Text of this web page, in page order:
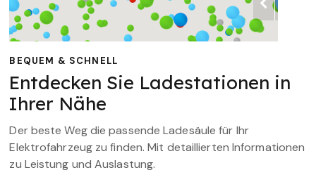
BEQUEM & SCHNELL
Entdecken Sie Ladestationen in
Ihrer Nähe
Der beste Weg die passende Ladesäule für Ihr
Elektrofahrzeug zu finden. Mit detaillierten Informationen
zu Leistung und Auslastung.